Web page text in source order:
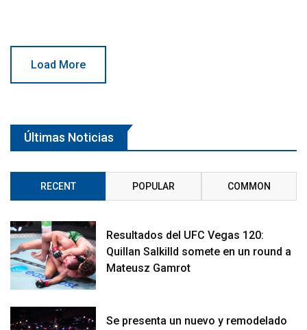
Load More
Últimas Noticias
RECENT POPULAR COMMON
Resultados del UFC Vegas 120:
Quillan Salkilld somete en un round a
Mateusz Gamrot
Se presenta un nuevo y remodelado